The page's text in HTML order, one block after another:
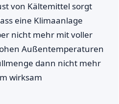
von Kältemittel sorgt
eine Klimaanlage
nicht mehr mit voller
Außentemperaturen
dann nicht mehr
wirksam